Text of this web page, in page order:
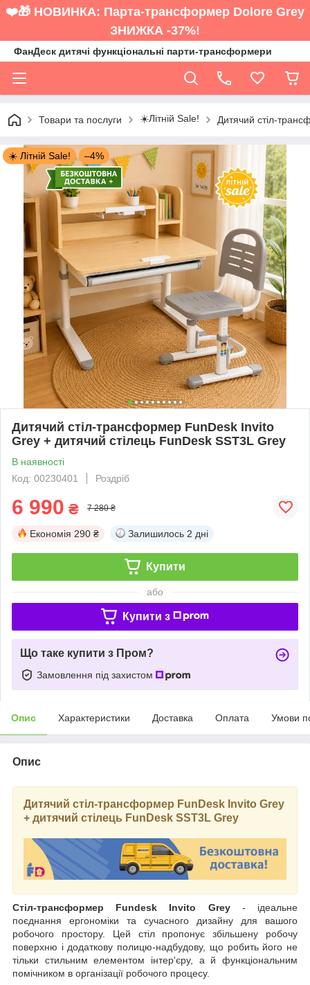
❤️🎁 НОВИНКА: Парта-трансформер Dolore Grey
ЗНИЖКА -37%!
ФанДеск дитячі функціональні парти-трансформери
Товари та послуги ☀️Літній Sale! Дитячий стіл-
☀️ Літній Sale! –4%
Дитячий стіл-трансформер FunDesk Invito
Grey + дитячий стілець FunDesk SST3L Grey
В наявності
Код: 00230401
Роздріб
6 990 ₴ 7 280 ₴
Економія 290 ₴ Залишилось 2 дні
Купити
або
Купити з
Що таке купити з Пром?
Замовлення під захистом
Опис Характеристики Доставка Оплата Умови
Опис
Дитячий стіл-трансформер FunDesk Invito Grey
+ дитячий стілець FunDesk SST3L Grey
Стіл-трансформер Fundesk Invito Grey- ідеальне
поєднання ергономіки та сучасного дизайну для вашого
робочого простору. Цей стіл пропонує збільшену робочу
поверхню і додаткову полицю-надбудову, що робить його не
тільки стильним елементом інтер'єру, а й функціональним
помічником в організації робочого процесу.